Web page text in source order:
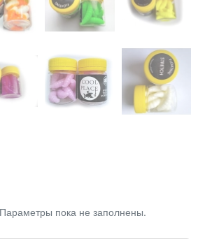
Параметры пока не заполнены.